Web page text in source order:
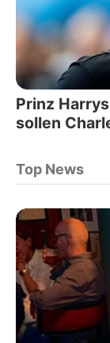
Prinz
sollen
Top News